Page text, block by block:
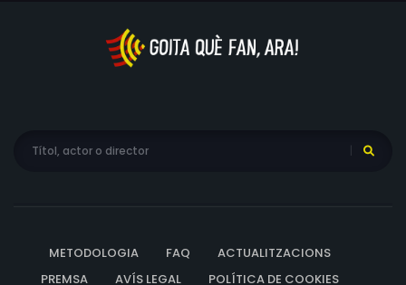
METODOLOGIA FAQ
ACTUALITZACIONS
PREMSA
AVÍS LEGAL
POLÍTICA DE COOKIES